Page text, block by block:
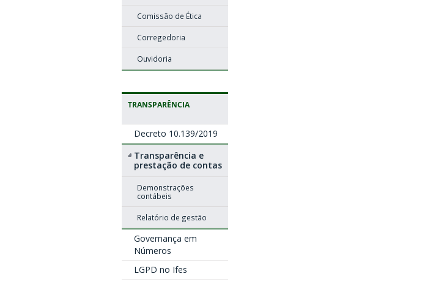
Comissão de Ética
Corregedoria
Ouvidoria
TRANSPARÊNCIA
Decreto 10.139/2019
Transparência e
prestação de contas
Demonstrações
contábeis
Relatório de gestão
Governança em
Números
LGPD no Ifes